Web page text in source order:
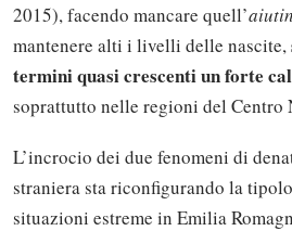
2015), facendo mancare quell’
mantenere alti i livelli delle nascite,
termini quasi crescenti un forte
soprattutto nelle regioni del Centro
L’incrocio dei due fenomeni di
straniera sta riconfigurando la
situazioni estreme in Emilia